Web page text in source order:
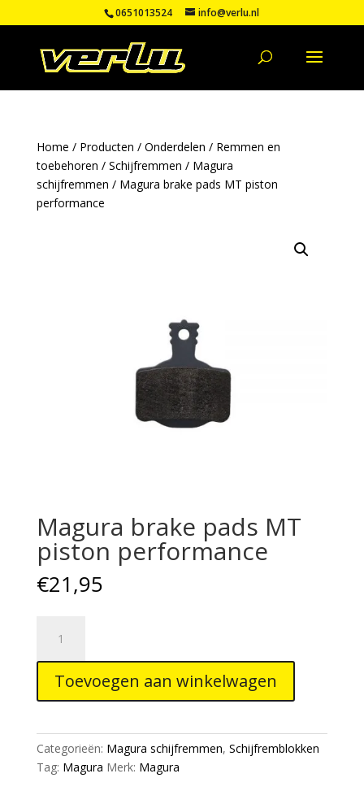
0651013524 info@verlu.nl
Home / Producten / Onderdelen / Remmen en
toebehoren / Schijfremmen / Magura
schijfremmen / Magura brake pads MT piston
performance
Magura brake pads MT
piston performance
€21,95
brake
pads
piston
aantal
Toevoegen aan winkelwagen
Categorieën: Magura schijfremmen, Schijfremblokken
Tag: Magura Merk: Magura